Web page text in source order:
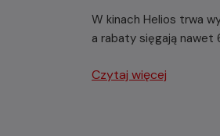
W kinach Helios trwa
a rabaty sięgają nawet
Czytaj więcej